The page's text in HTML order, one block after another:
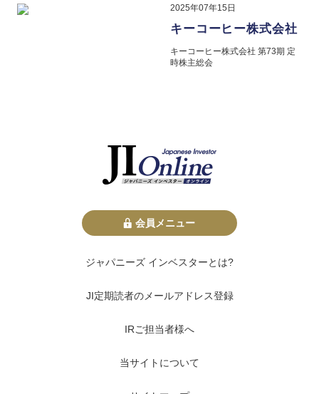
2025年07年15日
キーコーヒー株式会社
キーコーヒー株式会社 第73期 定
時株主総会
会員メニュー
ジャパニーズ インベスターとは?
JI定期読者のメールアドレス登録
IRご担当者様へ
当サイトについて